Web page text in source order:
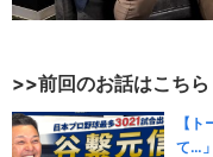
>>前回のお話はこちら
【
て…